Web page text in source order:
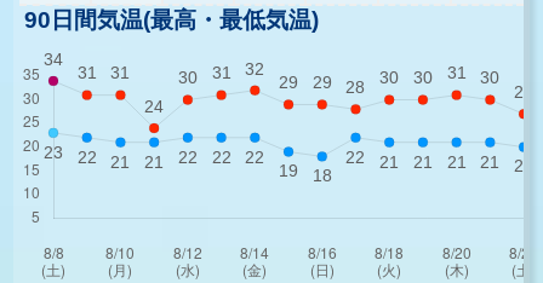
90日間気温(最高・最低気温)